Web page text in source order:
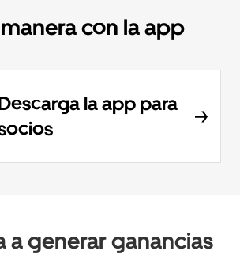
con la app
la app para
a generar ganancias